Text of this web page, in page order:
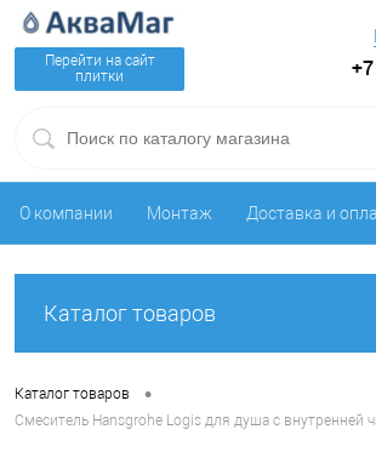
Перейти на сайт
плитки
О компании Монтаж Доставка и
Каталог товаров
Каталог товаров •
Смеситель Hansgrohe Logis для душа с внутренней